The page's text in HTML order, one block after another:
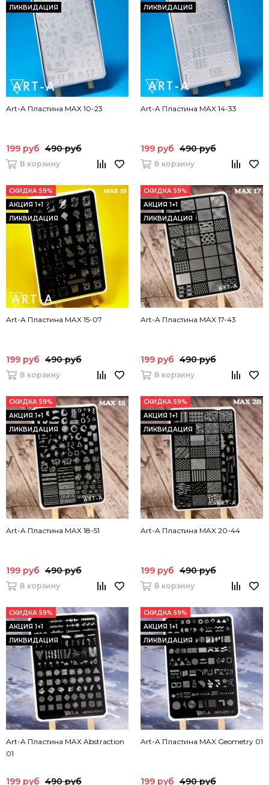
ЛИКВИДАЦИЯ
Art-A Пластина MAX 10-23
199 руб 490 руб
В корзину
ЛИКВИДАЦИЯ
Art-A Пластина MAX 14-33
199 руб 490 руб
В корзину
СКИДКА 59%
АКЦИЯ 1+1
ЛИКВИДАЦИЯ
Art-A Пластина MAX 15-07
199 руб 490 руб
В корзину
СКИДКА 59%
АКЦИЯ 1+1
ЛИКВИДАЦИЯ
Art-A Пластина MAX 17-43
199 руб 490 руб
В корзину
СКИДКА 59%
АКЦИЯ 1+1
ЛИКВИДАЦИЯ
Art-A Пластина MAX 18-51
199 руб 490 руб
В корзину
СКИДКА 59%
АКЦИЯ 1+1
ЛИКВИДАЦИЯ
Art-A Пластина MAX 20-44
199 руб 490 руб
В корзину
СКИДКА 59%
АКЦИЯ 1+1
ЛИКВИДАЦИЯ
Art-A Пластина MAX Abstraction
01
199 руб 490 руб
СКИДКА 59%
АКЦИЯ 1+1
ЛИКВИДАЦИЯ
Art-A Пластина MAX Geometry 01
199 руб 490 руб